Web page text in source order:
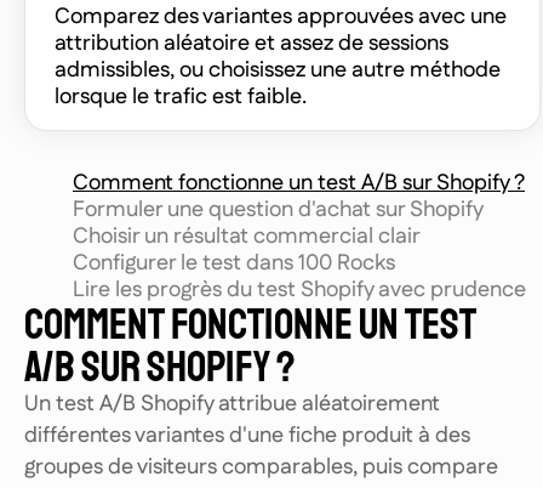
Comparez des variantes approuvées avec une
attribution aléatoire et assez de sessions
admissibles, ou choisissez une autre méthode
lorsque le trafic est faible.
Comment fonctionne un test A/B sur Shopify ?
Formuler une question d'achat sur Shopify
Choisir un résultat commercial clair
Configurer le test dans 100 Rocks
Lire les progrès du test Shopify avec prudence
COMMENT FONCTIONNE UN TEST
A/B SUR SHOPIFY ?
Un test A/B Shopify attribue aléatoirement
différentes variantes d'une fiche produit à des
groupes de visiteurs comparables, puis compare